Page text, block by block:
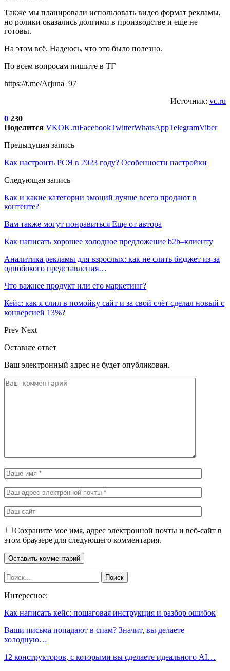
Также мы планировали использовать видео формат рекламы,
но ролики оказались долгими в производстве и еще не
готовы.
На этом всё. Надеюсь, что это было полезно.
По всем вопросам пишите в ТГ
https://t.me/Arjuna_97
Источник: vc.ru
0 230
Поделится VKOK.ruFacebookTwitterWhatsAppTelegramViber
Предыдущая запись
Как настроить РСЯ в 2023 году? Особенности настройки
Следующая запись
Как и какие категории эмоций лучше всего продают в
контенте?
Вам также могут понравиться Еще от автора
Как написать хорошее холодное предложение b2b–клиенту
Аналитика рекламы для взрослых: как не слить бюджет из-за
однобокого представления…
Что важнее продукт или его маркетинг?
Кейс: как я слил в помойку сайт и за свой счёт сделал новый с
конверсией 13%?
Prev Next
Оставьте ответ
Ваш электронный адрес не будет опубликован.
Сохраните мое имя, адрес электронной почты и веб-сайт в
этом браузере для следующего комментария.
Интересное:
Как написать кейс: пошаговая инструкция и разбор ошибок
Ваши письма попадают в спам? Значит, вы делаете
холодную…
12 конструкторов, с которыми вы сделаете идеального AI…